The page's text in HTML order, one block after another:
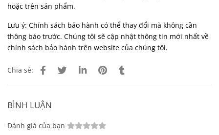
hoặc trên sản phẩm.
Lưu ý: Chính sách bảo hành có thể thay đổi mà không cần
thông báo trước. Chúng tôi sẽ cập nhật thông tin mới nhất về
chính sách bảo hành trên website của chúng tôi.
Chia sẻ:
BÌNH LUẬN
Đánh giá của bạn